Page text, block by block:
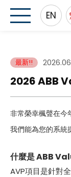
EN
最新!!
2026 ABB
非常榮幸楓聲在
我們能為您的系統
什麼是 ABB
AVP項目是針對